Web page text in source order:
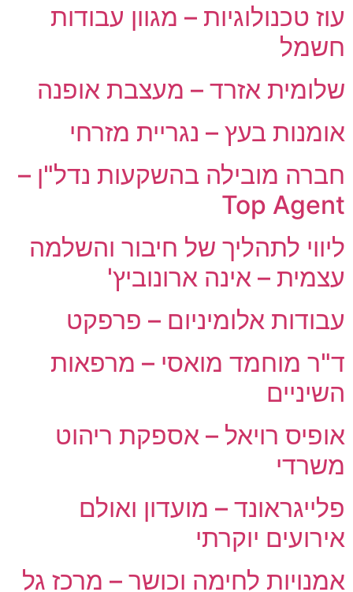
עוז טכנולוגיות – מגוון עבודות
חשמל
שלומית אזרד – מעצבת אופנה
אומנות בעץ – נגריית מזרחי
חברה מובילה בהשקעות נדל"ן –
Top Agent
ליווי לתהליך של חיבור והשלמה
עצמית – אינה ארונוביץ'
עבודות אלומיניום – פרפקט
ד"ר מוחמד מואסי – מרפאות
השיניים
אופיס רויאל – אספקת ריהוט
משרדי
פלייגראונד – מועדון ואולם
אירועים יוקרתי
אמנויות לחימה וכושר – מרכז גל